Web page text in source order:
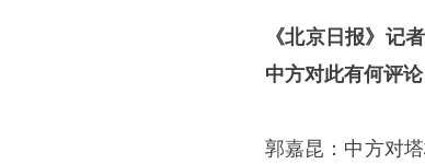
《北京日报》记
中方对此有何评
郭嘉昆：中方对